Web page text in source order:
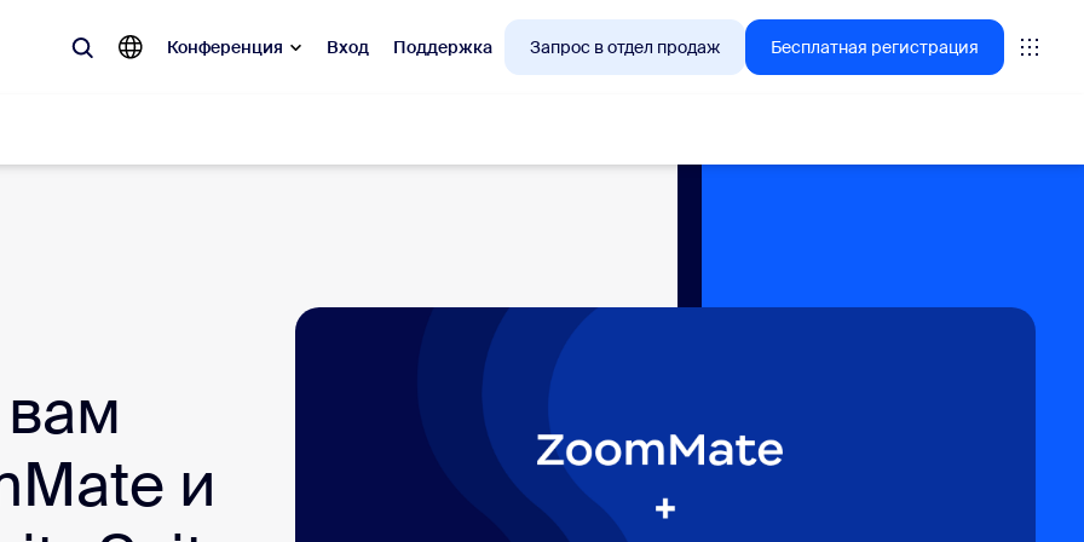
Конференция Вход Поддержка Запрос в отдел продаж Бесплатная регистрация
Center Аналитика работы с клиентами
вам
и